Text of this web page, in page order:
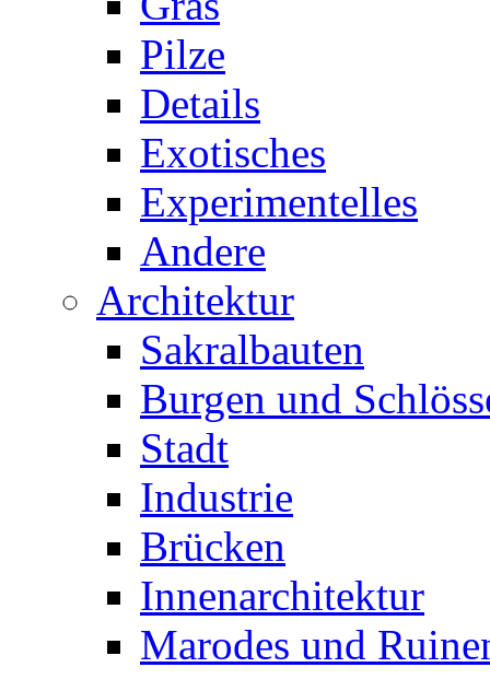
Pilze
Details
Exotisches
Experimentelles
Andere
Architektur
Sakralbauten
Burgen und
Stadt
Industrie
Brücken
Innenarchitektur
Marodes und